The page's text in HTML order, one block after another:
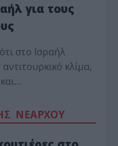
για τους
στο Ισραήλ
κλίμα,
ΝΕΑΡΧΟΥ